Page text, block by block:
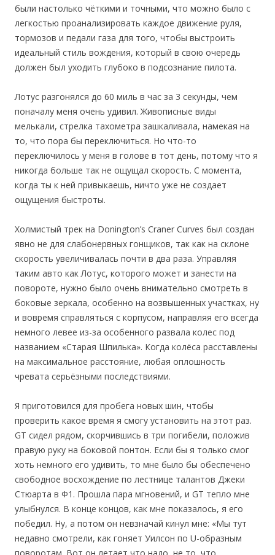
были настолько чёткими и точными, что можно было с
легкостью проанализировать каждое движение руля,
тормозов и педали газа для того, чтобы выстроить
идеальный стиль вождения, который в свою очередь
должен был уходить глубоко в подсознание пилота.
Лотус разгонялся до 60 миль в час за 3 секунды, чем
поначалу меня очень удивил. Живописные виды
мелькали, стрелка тахометра зашкаливала, намекая на
то, что пора бы переключиться. Но что-то
переключилось у меня в голове в тот день, потому что я
никогда больше так не ощущал скорость. С момента,
когда ты к ней привыкаешь, ничто уже не создает
ощущения быстроты.
Холмистый трек на Donington’s Craner Curves был создан
явно не для слабонервных гонщиков, так как на склоне
скорость увеличивалась почти в два раза. Управляя
таким авто как Лотус, которого может и занести на
повороте, нужно было очень внимательно смотреть в
боковые зеркала, особенно на возвышенных участках, ну
и вовремя справляться с корпусом, направляя его всегда
немного левее из-за особенного развала колес под
названием «Старая Шпилька». Когда колёса расставлены
на максимальное расстояние, любая оплошность
чревата серьёзными последствиями.
Я приготовился для пробега новых шин, чтобы
проверить какое время я смогу установить на этот раз.
GT сидел рядом, скорчившись в три погибели, положив
правую руку на боковой понтон. Если бы я только смог
хоть немного его удивить, то мне было бы обеспечено
свободное восхождение по лестнице талантов Джеки
Стюарта в Ф1. Прошла пара мгновений, и GT тепло мне
улыбнулся. В конце концов, как мне показалось, я его
победил. Ну, а потом он невзначай кинул мне: «Мы тут
недавно смотрели, как гоняет Уилсон по U-образным